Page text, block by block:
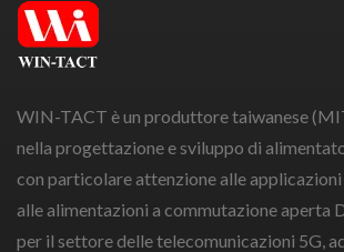
WIN-TACT è un produttore taiwanese
nella progettazione e sviluppo di
con particolare attenzione alle
alle alimentazioni a commutazione aperta
per il settore delle telecomunicazioni 5G,